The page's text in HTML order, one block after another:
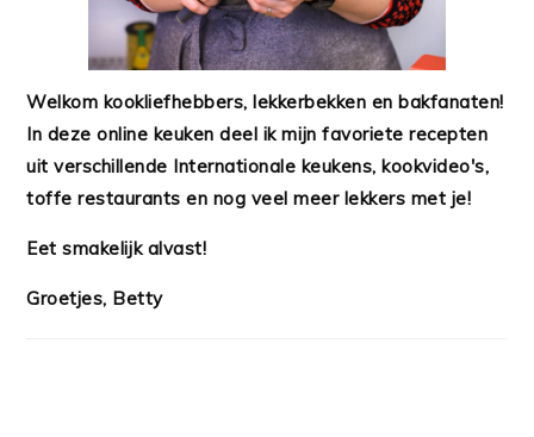
Welkom kookliefhebbers, lekkerbekken en bakfanaten!
In deze online keuken deel ik mijn favoriete recepten
uit verschillende Internationale keukens, kookvideo's,
toffe restaurants en nog veel meer lekkers met je!
Eet smakelijk alvast!
Groetjes, Betty